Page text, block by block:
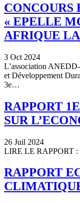
CONCOURS
« EPELLE
AFRIQUE
3 Oct 2024
L’association
et Développement
3e…
RAPPORT
SUR
26 Juil 2024
LIRE LE RAPPORT
RAPPORT